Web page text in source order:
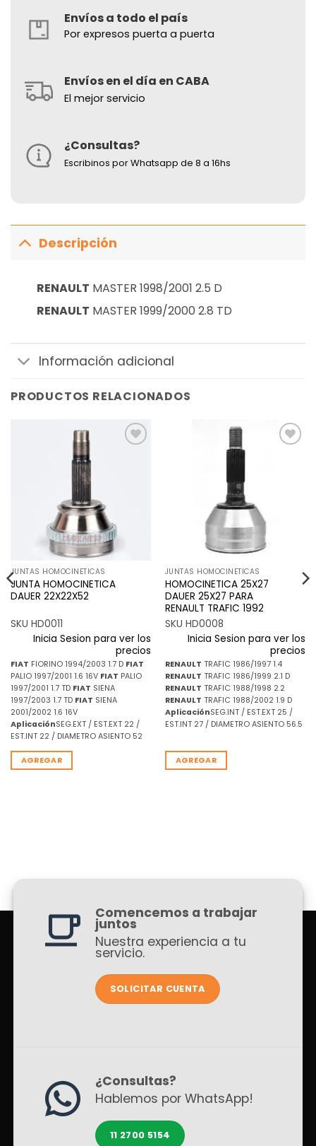
Envíos a todo el país
Por expresos puerta a puerta
Envíos en el día en CABA
El mejor servicio
¿Consultas?
Escribinos por Whatsapp de 8 a 16hs
Descripción
RENAULT MASTER 1998/2001 2.5 D
RENAULT MASTER 1999/2000 2.8 TD
Información adicional
PRODUCTOS RELACIONADOS
JUNTAS HOMOCINETICAS
JUNTA HOMOCINETICA
DAUER 22X22X52
SKU HD0011
Inicia Sesion para ver los
precios
FIAT FIORINO 1994/2003 1.7 D FIAT
PALIO 1997/2001 1.6 16V FIAT PALIO
1997/2001 1.7 TD FIAT SIENA
1997/2003 1.7 TD FIAT SIENA
2001/2002 1.6 16V
AplicaciónSEG.EXT / EST.EXT 22 /
EST.INT 22 / DIAMETRO ASIENTO 52
AGREGAR
JUNTAS HOMOCINETICAS
HOMOCINETICA 25X27
DAUER 25X27 PARA
RENAULT TRAFIC 1992
SKU HD0008
Inicia Sesion para ver los
precios
RENAULT TRAFIC 1986/1997 1.4
RENAULT TRAFIC 1986/1999 2.1 D
RENAULT TRAFIC 1988/1998 2.2
RENAULT TRAFIC 1988/2002 1.9 D
AplicaciónSEG.INT / EST.EXT 25 /
EST.INT 27 / DIAMETRO ASIENTO 56.5
AGREGAR
Comencemos a trabajar
juntos
Nuestra experiencia a tu
servicio.
SOLICITAR CUENTA
¿Consultas?
Hablemos por WhatsApp!
11 2700 5154